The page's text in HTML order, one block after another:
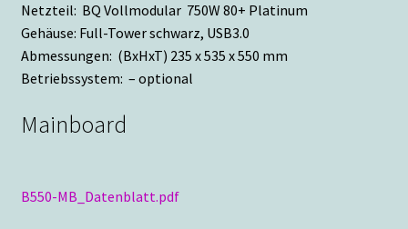
Netzteil: BQ Vollmodular 750W 80+ Platinum
Gehäuse: Full-Tower schwarz, USB3.0
Abmessungen: (BxHxT) 235 x 535 x 550 mm
Betriebssystem: – optional
Mainboard
B550-MB_Datenblatt.pdf